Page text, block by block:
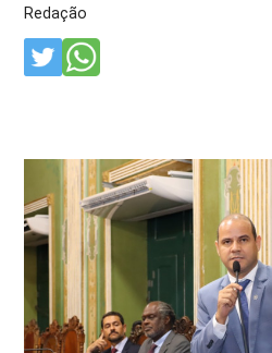
Redação